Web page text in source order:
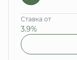
Ставка от
3.9%